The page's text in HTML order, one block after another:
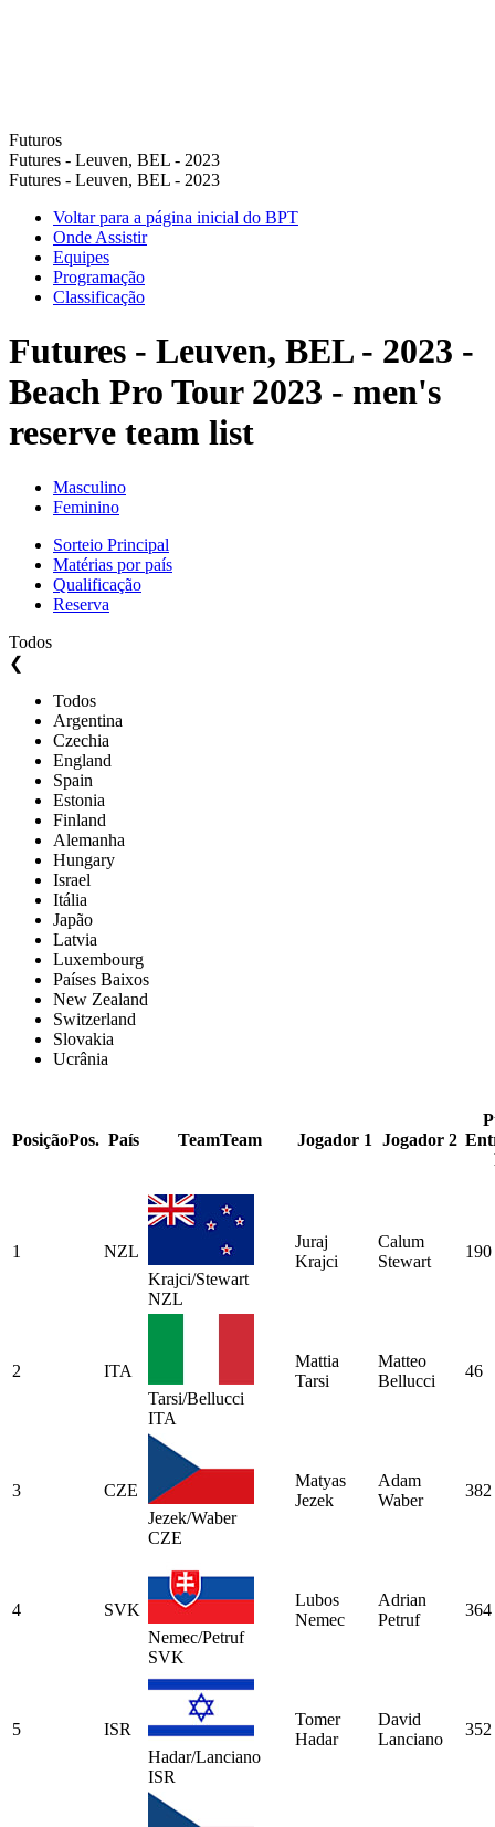
Futuros
Futures - Leuven, BEL - 2023
Futures - Leuven, BEL - 2023
Voltar para a página inicial do BPT
Onde Assistir
Equipes
Programação
Classificação
Futures - Leuven, BEL - 2023 -
Beach Pro Tour 2023 - men's
reserve team list
Masculino
Feminino
Sorteio Principal
Matérias por país
Qualificação
Reserva
Todos
❮
Todos
Argentina
Czechia
England
Spain
Estonia
Finland
Alemanha
Hungary
Israel
Itália
Japão
Latvia
Luxembourg
Países Baixos
New Zealand
Switzerland
Slovakia
Ucrânia
PosiçãoPos. País TeamTeam Jogador 1 Jogador 2
1
NZL
Krajci/Stewart
NZL
Juraj
Krajci
Calum
Stewart
190
2
ITA
Tarsi/Bellucci
ITA
Mattia
Tarsi
Matteo
Bellucci
46
3
CZE
Jezek/Waber
CZE
Matyas
Jezek
Adam
Waber
382
4
SVK
Nemec/Petruf
SVK
Lubos
Nemec
Adrian
Petruf
364
5
ISR
Hadar/Lanciano
ISR
Tomer
Hadar
David
Lanciano
352